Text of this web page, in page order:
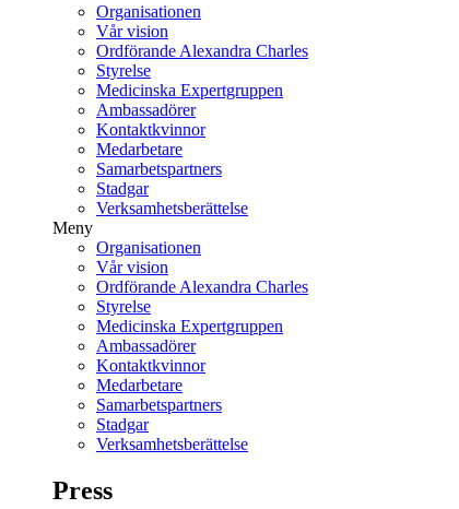
Organisationen
Vår vision
Ordförande Alexandra Charles
Styrelse
Medicinska Expertgruppen
Ambassadörer
Kontaktkvinnor
Medarbetare
Samarbetspartners
Stadgar
Verksamhetsberättelse
Meny
Organisationen
Vår vision
Ordförande Alexandra Charles
Styrelse
Medicinska Expertgruppen
Ambassadörer
Kontaktkvinnor
Medarbetare
Samarbetspartners
Stadgar
Verksamhetsberättelse
Press